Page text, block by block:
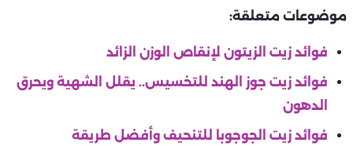
موضوعات متعلقة:
فوائد زيت الزيتون لإنقاص الوزن الزائد
فوائد زيت جوز الهند للتخسيس.. يقلل الشهية ويحرق
الدهون
فوائد زيت الجوجوبا للتنحيف وأفضل طريقة